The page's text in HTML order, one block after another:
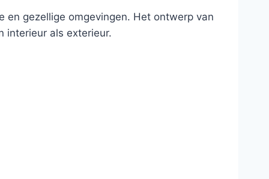
gezellige omgevingen. Het ontwerp van
interieur als exterieur.